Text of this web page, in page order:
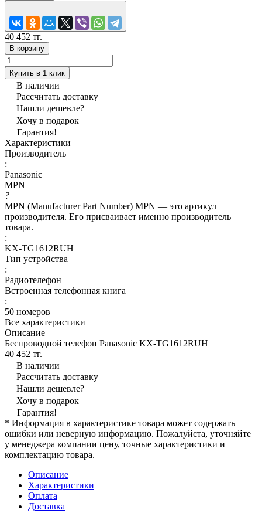
40 452 тг.
В корзину
Купить в 1 клик
В наличии
Рассчитать доставку
Нашли дешевле?
Хочу в подарок
Гарантия!
Характеристики
Производитель
:
Panasonic
MPN
?
MPN (Manufacturer Part Number) MPN — это артикул
производителя. Его присваивает именно производитель
товара.
:
KX-TG1612RUH
Тип устройства
:
Радиотелефон
Встроенная телефонная книга
:
50 номеров
Все характеристики
Описание
Беспроводной телефон Panasonic KX-TG1612RUH
40 452 тг.
В наличии
Рассчитать доставку
Нашли дешевле?
Хочу в подарок
Гарантия!
* Информация в характеристике товара может содержать
ошибки или неверную информацию. Пожалуйста, уточняйте
у менеджера компании цену, точные характеристики и
комплектацию товара.
Описание
Характеристики
Оплата
Доставка